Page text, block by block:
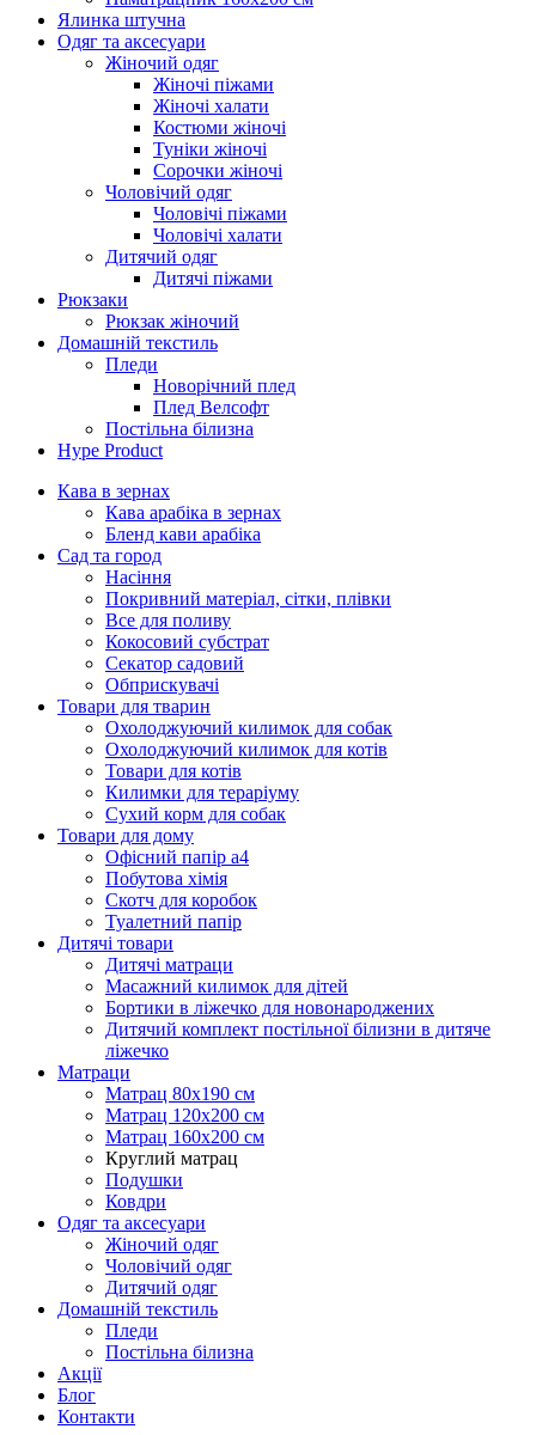
Ялинка штучна
Одяг та аксесуари
Жіночий одяг
Жіночі піжами
Жіночі халати
Костюми жіночі
Туніки жіночі
Сорочки жіночі
Чоловічий одяг
Чоловічі піжами
Чоловічі халати
Дитячий одяг
Дитячі піжами
Рюкзаки
Рюкзак жіночий
Домашній текстиль
Пледи
Новорічний плед
Плед Велсофт
Постільна білизна
Hype Product
Кава в зернах
Кава арабіка в зернах
Бленд кави арабіка
Сад та город
Насіння
Покривний матеріал, сітки, плівки
Все для поливу
Кокосовий субстрат
Секатор садовий
Обприскувачі
Товари для тварин
Охолоджуючий килимок для собак
Охолоджуючий килимок для котів
Товари для котів
Килимки для тераріуму
Сухий корм для собак
Товари для дому
Офісний папір а4
Побутова хімія
Скотч для коробок
Туалетний папір
Дитячі товари
Дитячі матраци
Масажний килимок для дітей
Бортики в ліжечко для новонароджених
Дитячий комплект постільної білизни в дитяче
ліжечко
Матраци
Матрац 80х190 см
Матрац 120х200 см
Матрац 160х200 см
Круглий матрац
Подушки
Ковдри
Одяг та аксесуари
Жіночий одяг
Чоловічий одяг
Дитячий одяг
Домашній текстиль
Пледи
Постільна білизна
Акції
Блог
Контакти